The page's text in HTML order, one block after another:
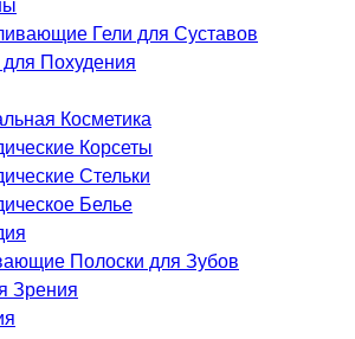
Гели для Суставов
Похудения
Косметика
Корсеты
Стельки
Белье
Полоски для Зубов
Зрения